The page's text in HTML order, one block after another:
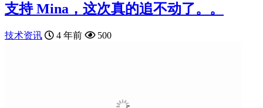
支持 Mina，这次真的追不动了。。
技术资讯 4 年前 500